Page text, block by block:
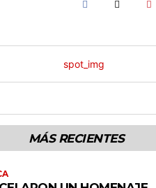
MÁS RECIENTES